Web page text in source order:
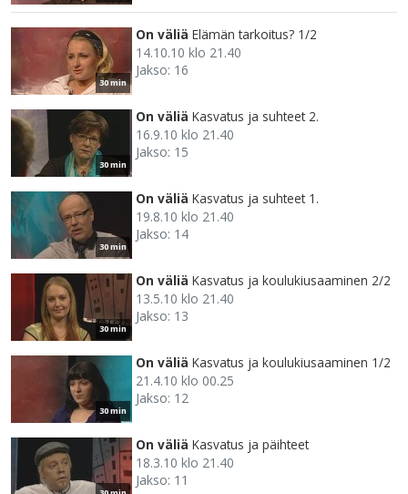
30 min
On väliä Elämän tarkoitus? 1/2
14.10.10 klo 21.40
Jakso: 16
30 min
On väliä Kasvatus ja suhteet 2.
16.9.10 klo 21.40
Jakso: 15
30 min
On väliä Kasvatus ja suhteet 1.
19.8.10 klo 21.40
Jakso: 14
30 min
On väliä Kasvatus ja koulukiusaaminen 2/2
13.5.10 klo 21.40
Jakso: 13
30 min
On väliä Kasvatus ja koulukiusaaminen 1/2
21.4.10 klo 00.25
Jakso: 12
On väliä Kasvatus ja päihteet
18.3.10 klo 21.40
Jakso: 11